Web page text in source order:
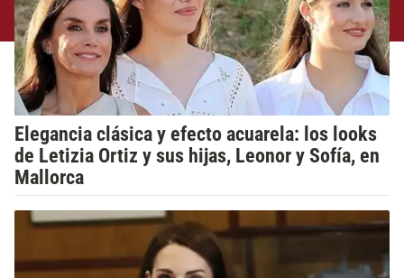
Elegancia clásica y efecto acuarela: los looks
de Letizia Ortiz y sus hijas, Leonor y Sofía, en
Mallorca